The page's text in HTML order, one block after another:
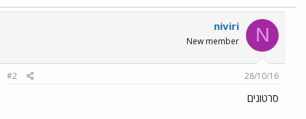
N
niviri
New member
28/10/16
#2
סרטונים